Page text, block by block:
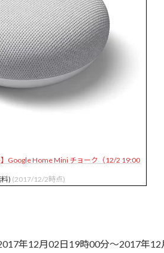
】Google Home Mini チョーク（12/2 19:00
) (2017/12/2時点)
年12月02日19時00分～2017年12